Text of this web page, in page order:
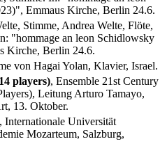
Emmaus Kirche, Berlin 24.6.
Stimme, Andrea Welte, Flöte,
"hommage an leon Schidlowsky
Kirche, Berlin 24.6.
von Hagai Yolan, Klavier, Israel.
players), Ensemble 21st Century
Leitung Arturo Tamayo,
13. Oktober.
Internationale Universität
Mozarteum, Salzburg,